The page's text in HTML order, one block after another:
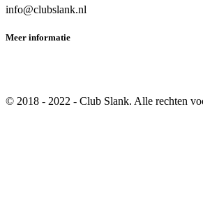
info@clubslank.nl
Meer informatie
© 2018 - 2022 - Club Slank. Alle rechten